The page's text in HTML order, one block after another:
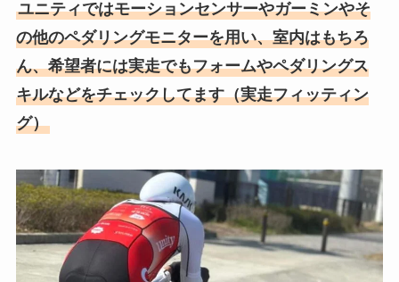
ユニティではモーションセンサーやガーミンやそ
の他のペダリングモニターを用い、室内はもちろ
ん、希望者には実走でもフォームやペダリングス
キルなどをチェックしてます（実走フィッティン
グ）